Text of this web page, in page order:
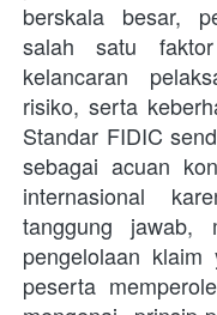
berskala besar,
salah satu
kelancaran
risiko, serta
Standar FIDIC
sebagai acuan
internasional
tanggung jawab,
pengelolaan
peserta